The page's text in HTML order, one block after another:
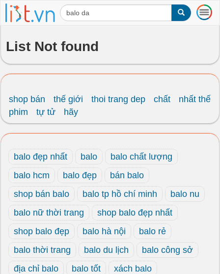
T
o
t
List Not found
shop bán thế giới thoi trang dep chất
nhất thế
phim
tự tử hãy
balo đẹp nhất balo
balo chất lượng
balo hcm
balo đẹp
bán balo
shop bán balo
balo tp hồ chí minh
balo nu
balo nữ thời trang
shop balo đẹp nhất
shop balo đẹp
balo hà nội
balo rẻ
balo thời trang
balo du lịch
balo công sở
địa chỉ balo
balo tốt
xách balo